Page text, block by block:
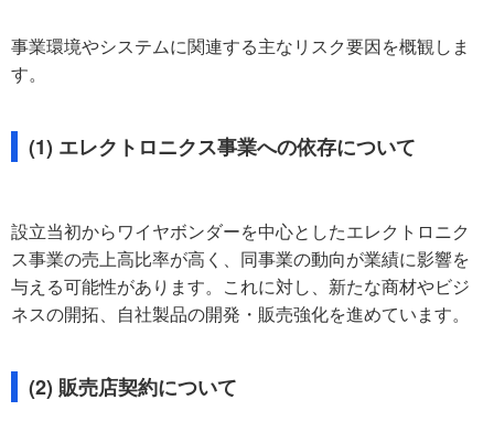
事業環境やシステムに関連する主なリスク要因を概観しま
す。
(1) エレクトロニクス事業への依存について
設立当初からワイヤボンダーを中心としたエレクトロニク
ス事業の売上高比率が高く、同事業の動向が業績に影響を
与える可能性があります。これに対し、新たな商材やビジ
ネスの開拓、自社製品の開発・販売強化を進めています。
(2) 販売店契約について